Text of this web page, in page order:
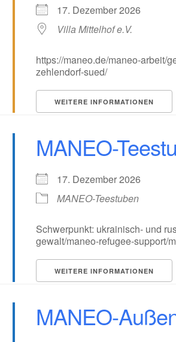
17. Dezember 2026
Villa Mittelhof e.V.
https://maneo.de/maneo-arbeit/
zehlendorf-sued/
WEITERE INFORMATIONEN
MANEO-
17. Dezember 2026
MANEO-Teestuben
Schwerpunkt: ukrainisch- und
gewalt/maneo-refugee-support/
WEITERE INFORMATIONEN
MANEO-